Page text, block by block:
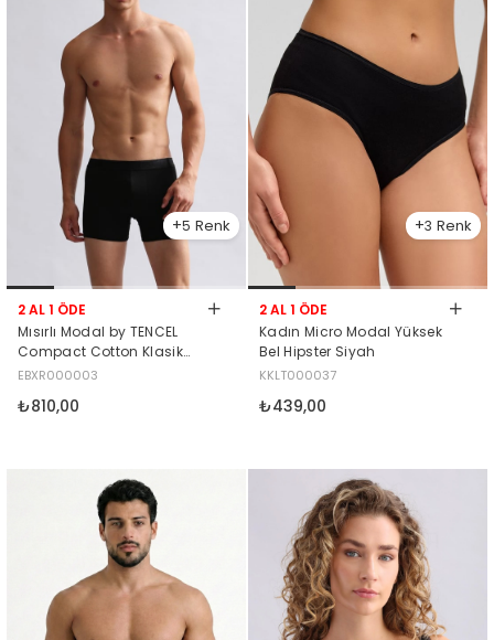
5
2 AL 1 ÖDE
Mısırlı Modal by TENCEL
Compact Cotton Klasik
Boxer Siyah
EBXR000003
₺810,00
3
2 AL 1 ÖDE
Kadın Micro Modal Yüksek
Bel Hipster Siyah
KKLT000037
₺439,00